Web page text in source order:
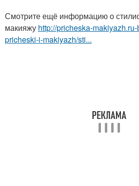
Смотрите ещё информацию о
макияжу http://pricheska-
pricheski-i-makiyazh/sti...